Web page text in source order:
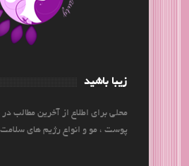
زیبا باشید
محلی برای اطلاع از آخرین مطالب
پوست ، مو و انواع رژیم های سلامت